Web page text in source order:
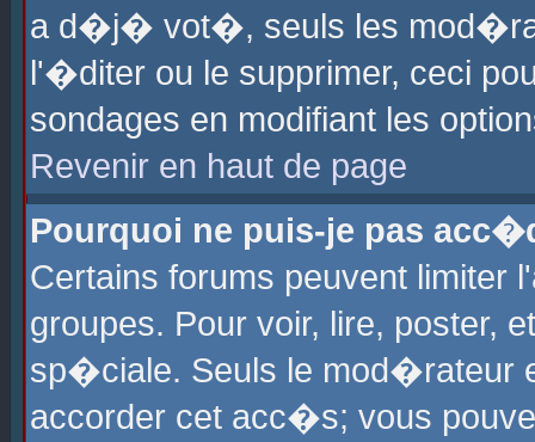
a d�j� vot�, seuls les
l'�diter ou le supprimer, ceci
sondages en modifiant les
Revenir en haut de page
Pourquoi ne puis-je pas
Certains forums peuvent
groupes. Pour voir, lire, poster,
sp�ciale. Seuls le mod�rateur
accorder cet acc�s; vous